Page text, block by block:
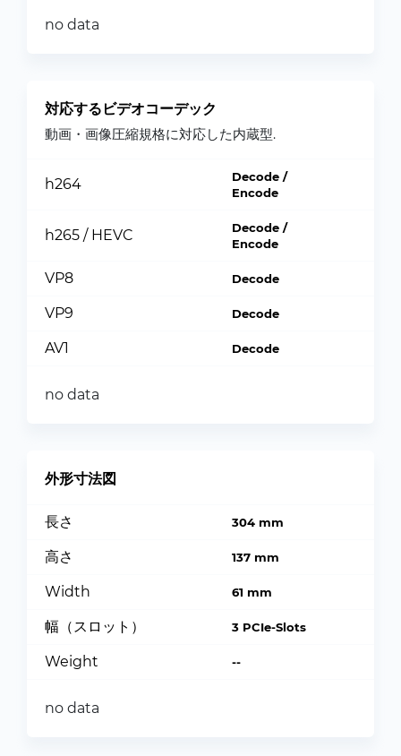
no data
対応するビデオコーデック
動画・画像圧縮規格に対応した内蔵型.
h264
Decode /
Encode
h265 / HEVC
Decode /
Encode
VP8 Decode
VP9 Decode
AV1 Decode
no data
外形寸法図
長さ 304 mm
高さ 137 mm
Width 61 mm
幅（スロット） 3 PCIe-Slots
Weight --
no data